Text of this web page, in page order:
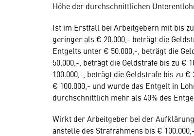
Höhe der durchschnittlichen
Ist im Erstfall bei Arbeitgebern mit bis
geringer als € 20.000,- beträgt die
Entgelts unter € 50.000,-, beträgt die
50.000,-, beträgt die Geldstrafe bis zu €
100.000,-, beträgt die Geldstrafe bis zu
€ 100.000,- und wurde das Entgelt in
durchschnittlich mehr als 40% des
Wirkt der Arbeitgeber bei der
anstelle des Strafrahmens bis €